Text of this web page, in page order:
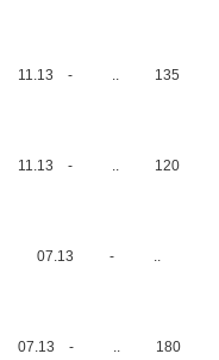
11.13 - .. 135
11.13 - .. 120
07.13 - ..
07.13 - .. 180